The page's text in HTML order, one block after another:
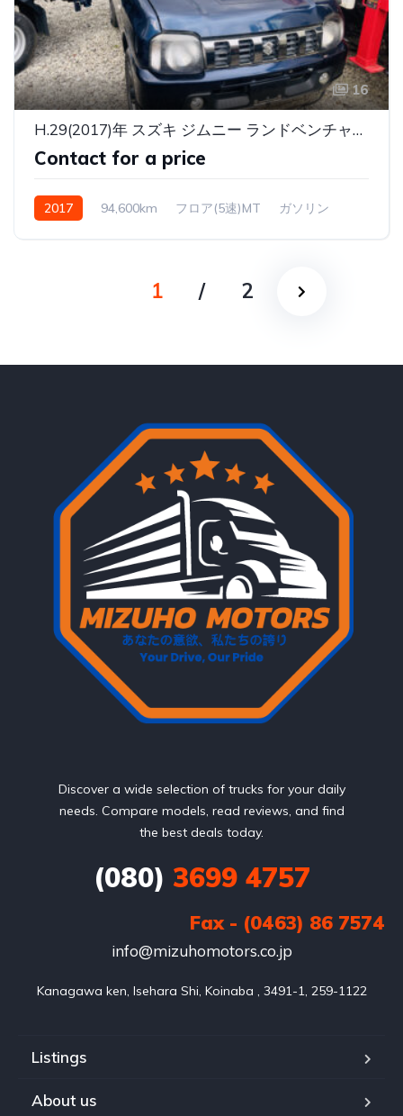
16
H.29(2017)年 スズキ ジムニー ランドベンチャー 4WD ランドベンチャー 4WD MT ターボ
Contact for a price
2017 94,600km フロア(5速)MT
ガソリン
1 / 2
Discover a wide selection of trucks for your daily
needs. Compare models, read reviews, and find
the best deals today.
(080) 3699 4757
Fax - (0463) 86 7574
info@mizuhomotors.co.jp
Kanagawa ken, Isehara Shi, Koinaba , 3491-1, 259-1122
Listings
About us